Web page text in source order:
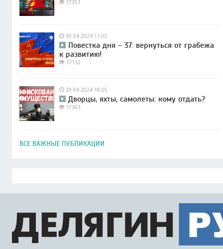
17351
30.04.2024 11:05
Повестка дня – 37: вернуться от грабежа
к развитию!
17132
29.04.2024 18:05
Дворцы, яхты, самолеты: кому отдать?
17363
ВСЕ ВАЖНЫЕ ПУБЛИКАЦИИ